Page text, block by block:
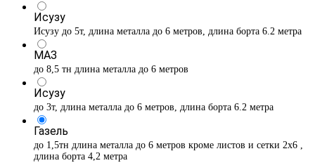
Исузу
Исузу до 5т, длина металла до 6 метров, длина борта 6.2 метра
МАЗ
до 8,5 тн длина металла до 6 метров
Исузу
до 3т, длина металла до 6 метров, длина борта 6.2 метра
Газель
до 1,5тн длина металла до 6 метров кроме листов и сетки 2х6 ,
длина борта 4,2 метра